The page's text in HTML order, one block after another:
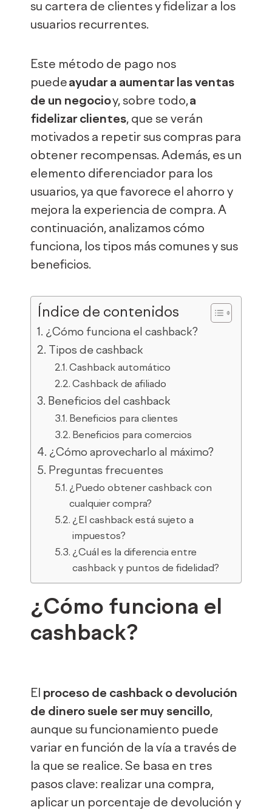
su cartera de clientes y fidelizar a los
usuarios recurrentes.
Este método de pago nos
puede ayudar a aumentar las ventas
de un negocioy, sobre todo,a
fidelizar clientes, que se verán
motivados a repetir sus compras para
obtener recompensas. Además, es un
elemento diferenciador para los
usuarios, ya que favorece el ahorro y
mejora la experiencia de compra. A
continuación, analizamos cómo
funciona, los tipos más comunes y sus
beneficios.
Índice de contenidos
¿Cómo funciona el cashback?
Tipos de cashback
Cashback automático
Cashback de afiliado
Beneficios del cashback
Beneficios para clientes
Beneficios para comercios
¿Cómo aprovecharlo al máximo?
Preguntas frecuentes
¿Puedo obtener cashback con
cualquier compra?
¿El cashback está sujeto a
impuestos?
¿Cuál es la diferencia entre
cashback y puntos de fidelidad?
¿Cómo funciona el
cashback?
El proceso de cashback o devolución
de dinero suele ser muy sencillo,
aunque su funcionamiento puede
variar en función de la vía a través de
la que se realice. Se basa en tres
pasos clave: realizar una compra,
aplicar un porcentaje de devolución y